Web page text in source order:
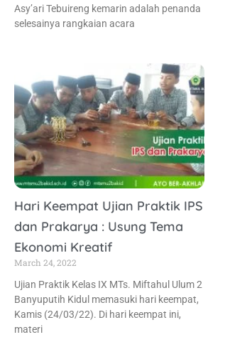
Asy’ari Tebuireng kemarin adalah penanda
selesainya rangkaian acara
Hari Keempat Ujian Praktik IPS
dan Prakarya : Usung Tema
Ekonomi Kreatif
March 24, 2022
Ujian Praktik Kelas IX MTs. Miftahul Ulum 2
Banyuputih Kidul memasuki hari keempat,
Kamis (24/03/22). Di hari keempat ini,
materi